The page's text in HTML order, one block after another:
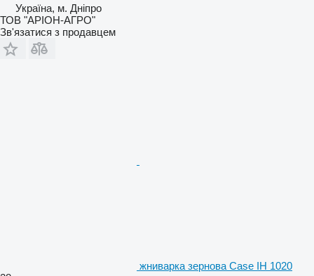
Україна, м. Дніпро
ТОВ "АРІОН-АГРО"
Зв'язатися з продавцем
жниварка зернова Case IH 1020